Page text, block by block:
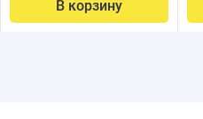
В корзину